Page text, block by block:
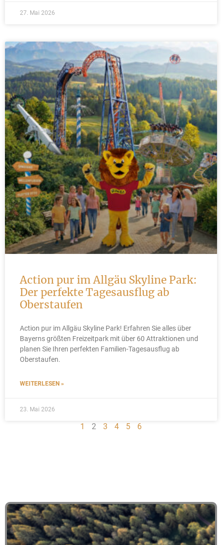
27. Mai 2026
Action pur im Allgäu Skyline Park:
Der perfekte Tagesausflug ab
Oberstaufen
Action pur im Allgäu Skyline Park! Erfahren Sie alles über
Bayerns größten Freizeitpark mit über 60 Attraktionen und
planen Sie Ihren perfekten Familien-Tagesausflug ab
Oberstaufen.
WEITERLESEN »
23. Mai 2026
1 2 3 4 5 6